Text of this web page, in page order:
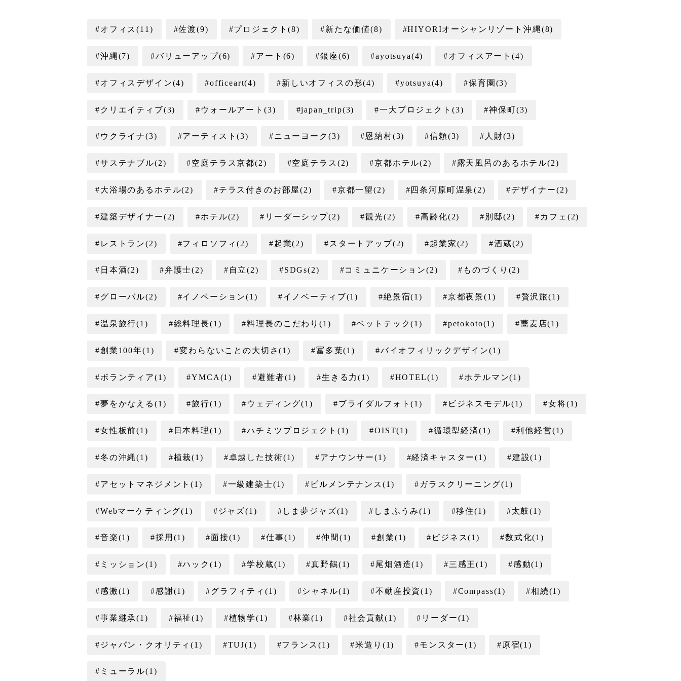
#オフィス(11) #佐渡(9) #プロジェクト(8) #新たな価値(8) #HIYORIオーシャンリゾート沖縄(8)
#沖縄(7) #バリューアップ(6) #アート(6) #銀座(6) #ayotsuya(4) #オフィスアート(4)
#オフィスデザイン(4) #officeart(4) #新しいオフィスの形(4) #yotsuya(4) #保育園(3)
#クリエイティブ(3) #ウォールアート(3) #japan_trip(3) #一大プロジェクト(3) #神保町(3)
#ウクライナ(3) #アーティスト(3) #ニューヨーク(3) #恩納村(3) #信頼(3) #人財(3)
#サステナブル(2) #空庭テラス京都(2) #空庭テラス(2) #京都ホテル(2) #露天風呂のあるホテル(2)
#大浴場のあるホテル(2) #テラス付きのお部屋(2) #京都一望(2) #四条河原町温泉(2) #デザイナー(2)
#建築デザイナー(2) #ホテル(2) #リーダーシップ(2) #観光(2) #高齢化(2) #別邸(2) #カフェ(2)
#レストラン(2) #フィロソフィ(2) #起業(2) #スタートアップ(2) #起業家(2) #酒蔵(2)
#日本酒(2) #弁護士(2) #自立(2) #SDGs(2) #コミュニケーション(2) #ものづくり(2)
#グローバル(2) #イノベーション(1) #イノベーティブ(1) #絶景宿(1) #京都夜景(1) #贅沢旅(1)
#温泉旅行(1) #総料理長(1) #料理長のこだわり(1) #ペットテック(1) #petokoto(1) #蕎麦店(1)
#創業100年(1) #変わらないことの大切さ(1) #冨多葉(1) #バイオフィリックデザイン(1)
#ボランティア(1) #YMCA(1) #避難者(1) #生きる力(1) #HOTEL(1) #ホテルマン(1)
#夢をかなえる(1) #旅行(1) #ウェディング(1) #ブライダルフォト(1) #ビジネスモデル(1) #女将(1)
#女性板前(1) #日本料理(1) #ハチミツプロジェクト(1) #OIST(1) #循環型経済(1) #利他経営(1)
#冬の沖縄(1) #植栽(1) #卓越した技術(1) #アナウンサー(1) #経済キャスター(1) #建設(1)
#アセットマネジメント(1) #一級建築士(1) #ビルメンテナンス(1) #ガラスクリーニング(1)
#Webマーケティング(1) #ジャズ(1) #しま夢ジャズ(1) #しまふうみ(1) #移住(1) #太鼓(1)
#音楽(1) #採用(1) #面接(1) #仕事(1) #仲間(1) #創業(1) #ビジネス(1) #数式化(1)
#ミッション(1) #ハック(1) #学校蔵(1) #真野鶴(1) #尾畑酒造(1) #三感王(1) #感動(1)
#感激(1) #感謝(1) #グラフィティ(1) #シャネル(1) #不動産投資(1) #Compass(1) #相続(1)
#事業継承(1) #福祉(1) #植物学(1) #林業(1) #社会貢献(1) #リーダー(1)
#ジャパン・クオリティ(1) #TUJ(1) #フランス(1) #米造り(1) #モンスター(1) #原宿(1)
#ミューラル(1)